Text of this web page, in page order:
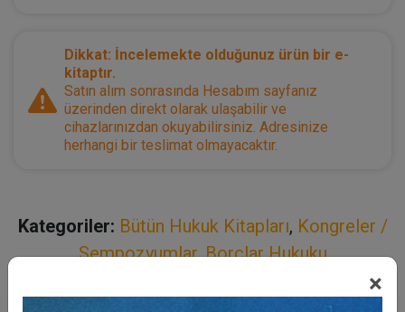
×
Dikkat: İncelemekte olduğunuz ürün bir e-
kitaptır.
Satın alım sonrasında Hesabım sayfanız
üzerinden direkt olarak ulaşabilir ve
cihazlarınızdan okuyabilirsiniz. Adresinize
herhangi bir teslimat olmayacaktır.
Kategoriler: Bütün Hukuk Kitapları, Kongreler /
Sempozyumlar,Borçlar Hukuku